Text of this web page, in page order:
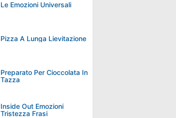
Le Emozioni Universali
Pizza A Lunga Lievitazione
Preparato Per Cioccolata In
Tazza
Inside Out Emozioni
Tristezza Frasi